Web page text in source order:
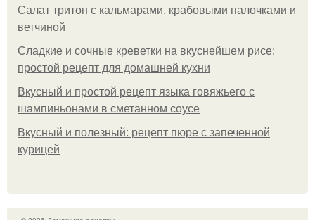
Салат тритон с кальмарами, крабовыми палочками и
ветчиной
Сладкие и сочные креветки на вкуснейшем рисе:
простой рецепт для домашней кухни
Вкусный и простой рецепт языка говяжьего с
шампиньонами в сметанном соусе
Вкусный и полезный: рецепт пюре с запеченной
курицей